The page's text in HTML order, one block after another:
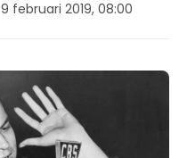
9 februari 2019, 08:00